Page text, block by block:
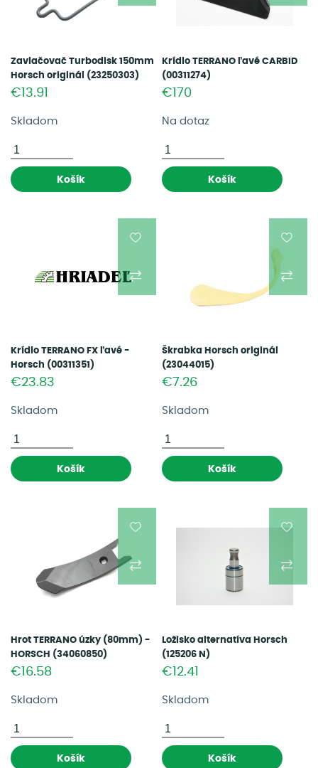
Zavlačovač Turbodisk 150mm
Horsch originál (23250303)
€13.91
Skladom
Košík
Krídlo TERRANO ľavé CARBID
(00311274)
€170
Na dotaz
Košík
Krídlo TERRANO FX ľavé -
Horsch (00311351)
€23.83
Skladom
Košík
Škrabka Horsch originál
(23044015)
€7.26
Skladom
Košík
Hrot TERRANO úzky (80mm) -
HORSCH (34060850)
€16.58
Skladom
Košík
Ložisko alternatíva Horsch
(125206 N)
€12.41
Skladom
Košík